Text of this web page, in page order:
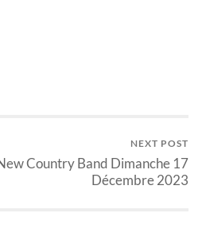
NEXT POST
Country Band Dimanche 17
Décembre 2023